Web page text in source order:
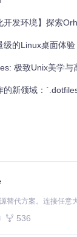
优秀的工作环境。
发环境】探索Orhun
Linux桌面体验：addy-
极致Unix美学与
的新领域：
536